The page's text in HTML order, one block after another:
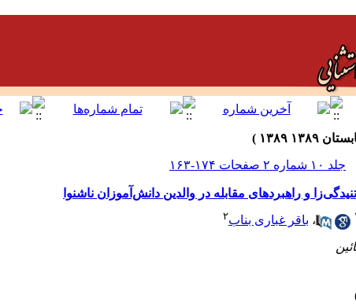
جلد ۱۰ شماره ۲ صفحات ۱۷۴-۱۶۳
و راهبردهای مقابله در والدین دانش‌آموزان ناشنوا
، باقر غباری بناب۲